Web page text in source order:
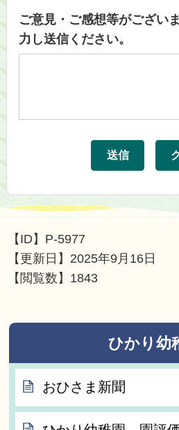
ご意見・ご感想等がござい
力し送信ください。
【ID】 P-5977
【更新日】 2025年9月16日
【閲覧数】 1843
ひかり幼
おひさま新聞